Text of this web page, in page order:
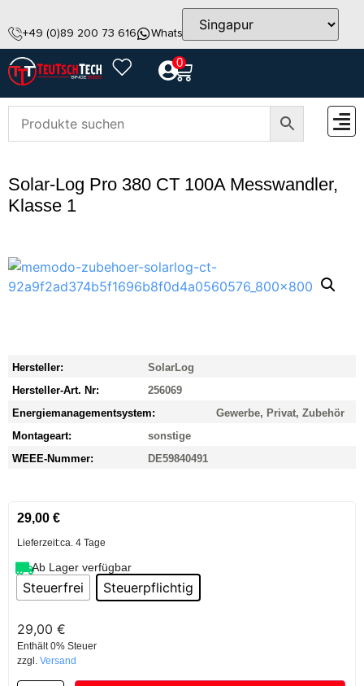
+49 (0)89 200 73 616 WhatsApp info@teutschtech.com
0
Solar-Log Pro 380 CT 100A Messwandler,
Klasse 1
Hersteller:
SolarLog
Hersteller-Art. Nr:
256069
Energiemanagementsystem:
Gewerbe, Privat, Zubehör
Montageart:
sonstige
WEEE-Nummer:
DE59840491
29,00 €
Lieferzeit:ca. 4 Tage
Ab Lager verfügbar
Steuerfrei Steuerpflichtig
29,00 €
Enthält 0% Steuer
zzgl. Versand